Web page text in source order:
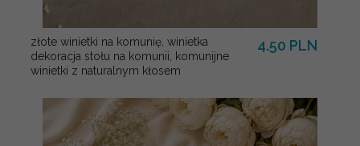
złote winietki na komunię, winietka
dekoracja stołu na komunii, komunijne
winietki z naturalnym kłosem
4.50 PLN